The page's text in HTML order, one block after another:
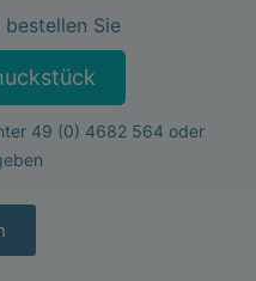
Sie
49 (0) 4682 564 oder